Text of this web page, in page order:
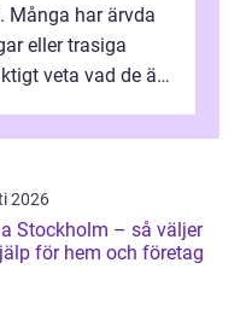
Många har ärvda
eller trasiga
veta vad de är
2026
Stockholm – så väljer
för hem och företag